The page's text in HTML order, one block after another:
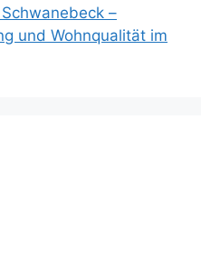
–
und Wohnqualität im